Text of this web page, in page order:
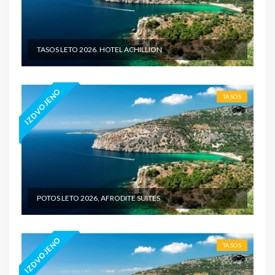
TASOS LETO 2026. HOTEL ACHILLION
IZDVOJENO TASOS
POTOS LETO 2026, AFRODITE SUITES
IZDVOJENO TASOS